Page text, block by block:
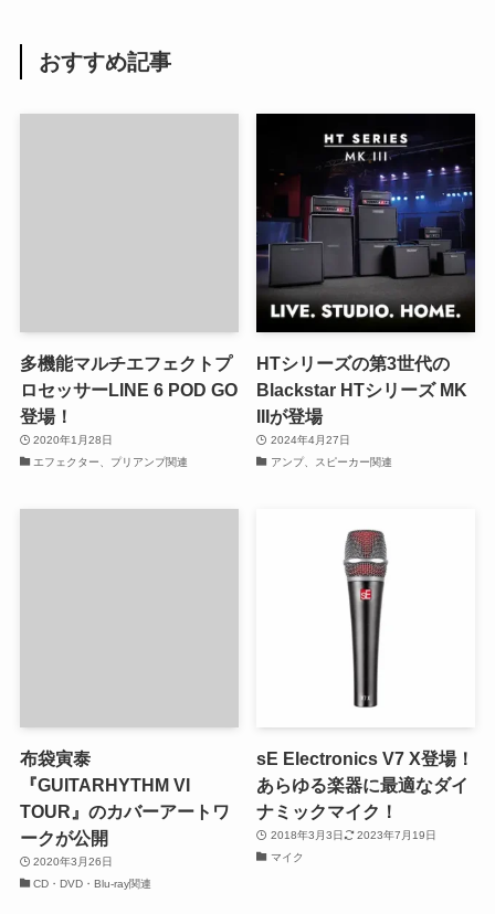
おすすめ記事
多機能マルチエフェクトプ
ロセッサーLINE 6 POD GO
登場！
2020年1月28日
エフェクター、プリアンプ関連
HTシリーズの第3世代の
Blackstar HTシリーズ MK
IIIが登場
2024年4月27日
アンプ、スピーカー関連
布袋寅泰
『GUITARHYTHM VI
TOUR』のカバーアートワ
ークが公開
2020年3月26日
CD・DVD・Blu-ray関連
sE Electronics V7 X登場！
あらゆる楽器に最適なダイ
ナミックマイク！
2018年3月3日
2023年7月19日
マイク